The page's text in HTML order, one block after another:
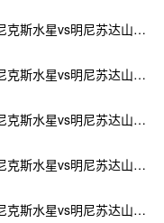
明尼苏达山猫 第二节 录像
明尼苏达山猫 第三节 录像
明尼苏达山猫 第四节 录像
明尼苏达山猫 加时赛 录像
明尼苏达山猫 全场录像回放